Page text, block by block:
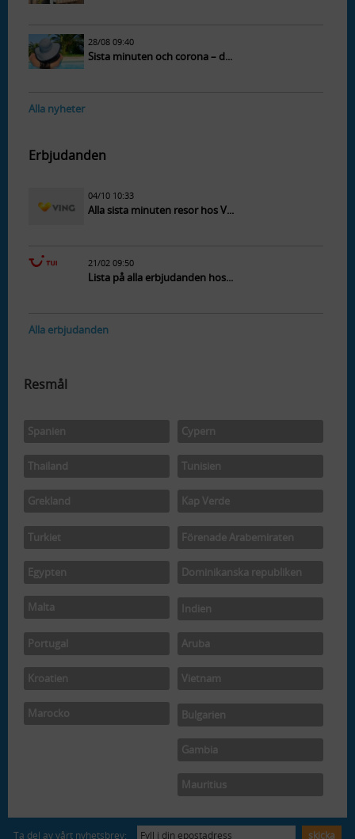
28/08 09:40
Sista minuten och corona – d...
Alla nyheter
Erbjudanden
04/10 10:33
Alla sista minuten resor hos V...
21/02 09:50
Lista på alla erbjudanden hos...
Alla erbjudanden
Resmål
Spanien
Thailand
Grekland
Turkiet
Egypten
Malta
Portugal
Kroatien
Marocko
Cypern
Tunisien
Kap Verde
Förenade Arabemiraten
Dominikanska republiken
Indien
Aruba
Vietnam
Bulgarien
Gambia
Mauritius
Ta del av vårt nyhetsbrev: